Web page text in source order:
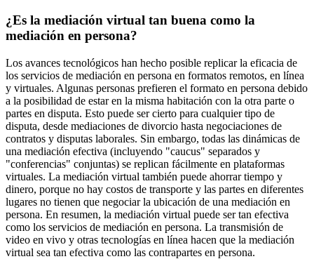
¿Es la mediación virtual tan buena como la
mediación en persona?
Los avances tecnológicos han hecho posible replicar la eficacia de
los servicios de mediación en persona en formatos remotos, en línea
y virtuales. Algunas personas prefieren el formato en persona debido
a la posibilidad de estar en la misma habitación con la otra parte o
partes en disputa. Esto puede ser cierto para cualquier tipo de
disputa, desde mediaciones de divorcio hasta negociaciones de
contratos y disputas laborales. Sin embargo, todas las dinámicas de
una mediación efectiva (incluyendo "caucus" separados y
"conferencias" conjuntas) se replican fácilmente en plataformas
virtuales. La mediación virtual también puede ahorrar tiempo y
dinero, porque no hay costos de transporte y las partes en diferentes
lugares no tienen que negociar la ubicación de una mediación en
persona. En resumen, la mediación virtual puede ser tan efectiva
como los servicios de mediación en persona. La transmisión de
video en vivo y otras tecnologías en línea hacen que la mediación
virtual sea tan efectiva como las contrapartes en persona.